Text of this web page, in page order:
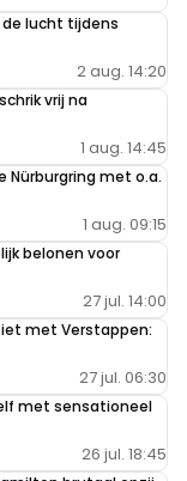
lucht tijdens
2 aug. 14:20
vrij na
1 aug. 14:45
Nürburgring met o.a.
1 aug. 09:15
belonen voor
27 jul. 14:00
met Verstappen:
27 jul. 06:30
met sensationeel
26 jul. 18:45